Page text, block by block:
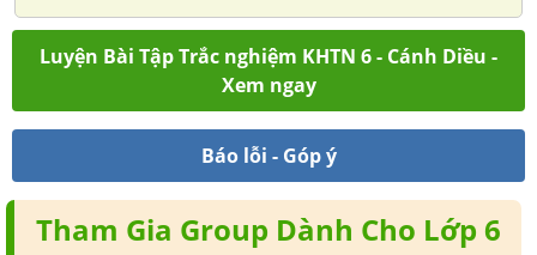
Luyện Bài Tập Trắc nghiệm KHTN 6 - Cánh Diều -
Xem ngay
Báo lỗi - Góp ý
Tham Gia Group Dành Cho Lớp 6